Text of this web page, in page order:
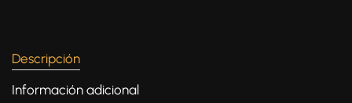
Descripción
Información adicional